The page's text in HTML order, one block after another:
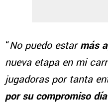
“No puedo estarmás
nueva etapa en mi
jugadoras por tanta
por su compromiso